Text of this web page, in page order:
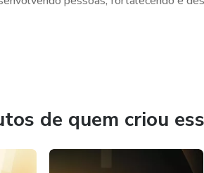
mais de 20 anos formando
de quem criou